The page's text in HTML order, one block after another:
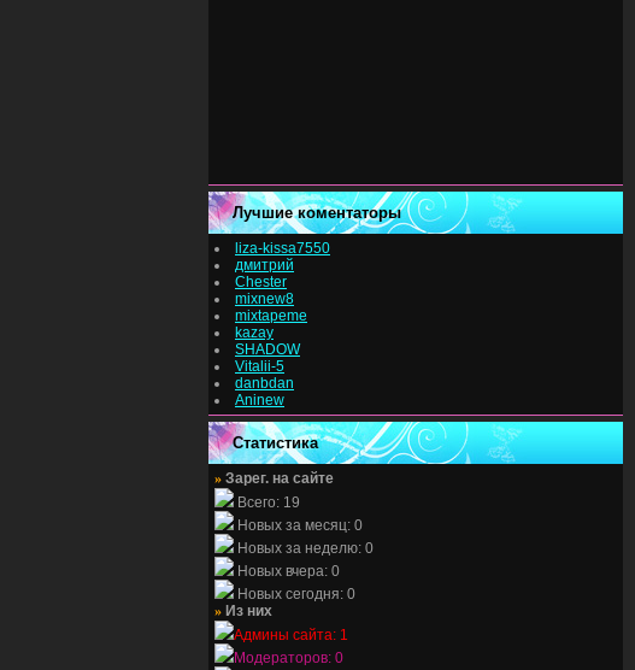
Лучшие коментаторы
liza-kissa7550
дмитрий
Chester
mixnew8
mixtapeme
kazay
SHADOW
Vitalii-5
danbdan
Aninew
Статистика
» Зарег. на сайте
Всего: 19
Новых за месяц: 0
Новых за неделю: 0
Новых вчера: 0
Новых сегодня: 0
» Из них
Админы сайта: 1
Модераторов: 0